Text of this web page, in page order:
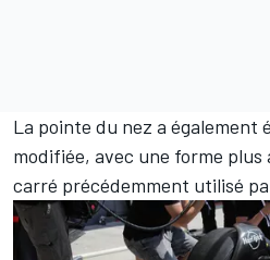
La pointe du nez a également
modifiée, avec une forme
carré précédemment utilisé